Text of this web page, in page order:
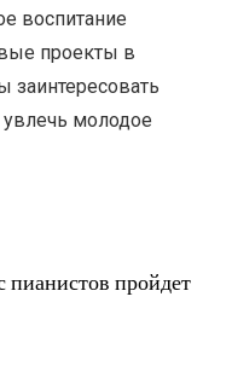
воспитание
проекты в
молодое
пианистов пройдет